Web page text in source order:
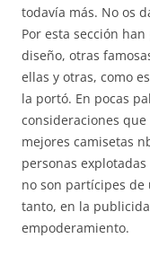
todavía más. No os
Por esta sección
diseño, otras
ellas y otras, como
la portó. En pocas
consideraciones
mejores camisetas
personas
no son partícipes
tanto, en la
empoderamiento.